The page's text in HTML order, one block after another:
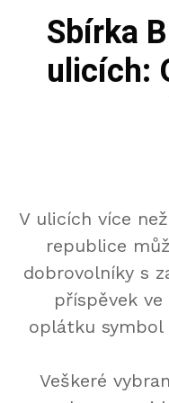
Sbírka
ulicích:
V ulicích více
republice
dobrovolníky s
příspěvek ve
oplátku
Veškeré